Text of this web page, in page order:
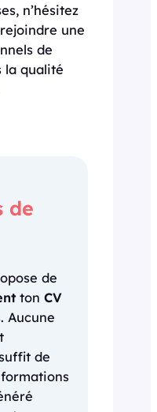
n’hésitez
une
de
la qualité
de
de
ton CV
Aucune
de